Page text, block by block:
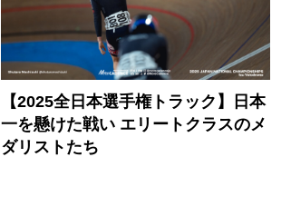
【2025全日本選手権トラック】日本
一を懸けた戦い エリートクラスのメ
ダリストたち